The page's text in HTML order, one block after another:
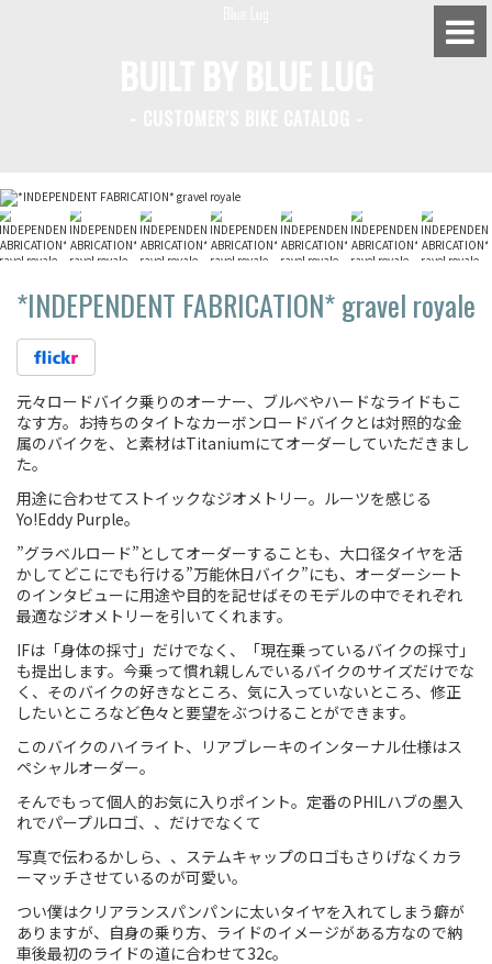
*INDEPENDENT FABRICATION*gravel royale
元々ロードバイク乗りのオーナー、ブルベやハードなライドもこ
なす方。お持ちのタイトなカーボンロードバイクとは対照的な金
属のバイクを、と素材はTitaniumにてオーダーしていただきまし
た。
用途に合わせてストイックなジオメトリー。ルーツを感じる
Yo!Eddy Purple。
”グラベルロード”としてオーダーすることも、大口径タイヤを活
かしてどこにでも行ける”万能休日バイク”にも、オーダーシート
のインタビューに用途や目的を記せばそのモデルの中でそれぞれ
最適なジオメトリーを引いてくれます。
IFは「身体の採寸」だけでなく、「現在乗っているバイクの採寸」
も提出します。今乗って慣れ親しんでいるバイクのサイズだけでな
く、そのバイクの好きなところ、気に入っていないところ、修正
したいところなど色々と要望をぶつけることができます。
このバイクのハイライト、リアブレーキのインターナル仕様はス
ペシャルオーダー。
そんでもって個人的お気に入りポイント。定番のPHILハブの墨入
れでパープルロゴ、、だけでなくて
写真で伝わるかしら、、ステムキャップのロゴもさりげなくカラ
ーマッチさせているのが可愛い。
つい僕はクリアランスパンパンに太いタイヤを入れてしまう癖が
ありますが、自身の乗り方、ライドのイメージがある方なので納
車後最初のライドの道に合わせて32c。
BLUE LUG KAMIUMA
BLUE LUG YOYOGI PARK
Everyday Bike
Fixed Gear / Single Speed
Touring
CX / Gravel
Mountain Bike
Fat Bike
Cargo Bike
Mixte
Mini Velo
Small Size (~160cm)
For Family